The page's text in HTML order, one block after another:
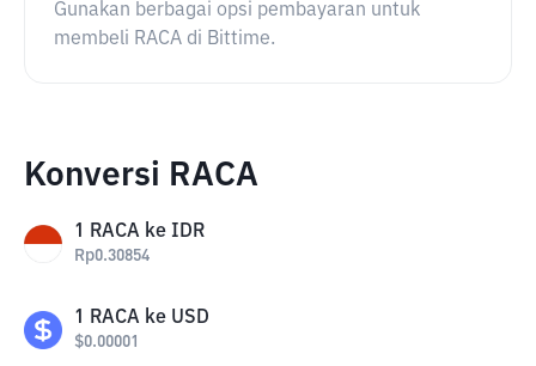
Gunakan berbagai opsi pembayaran untuk
membeli RACA di Bittime.
Konversi RACA
1 RACA ke IDR
Rp0.30854
1 RACA ke USD
$0.00001